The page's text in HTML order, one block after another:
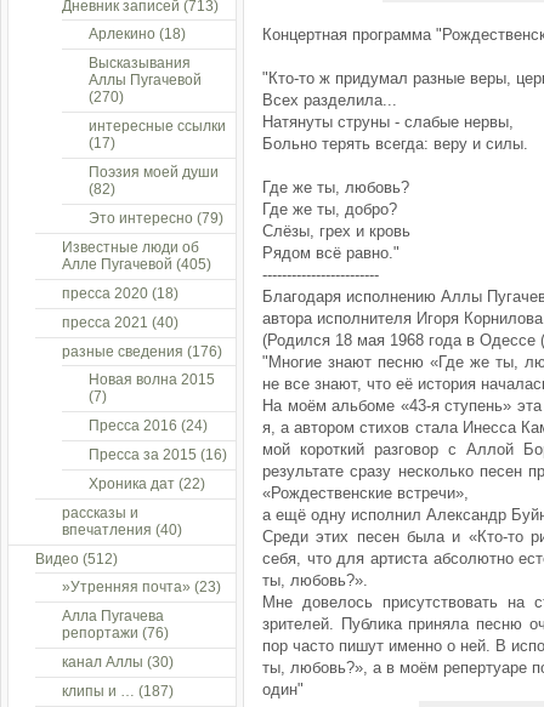
Концертная программа
"Кто-то ж придумал разные веры,
Всех разделила...
Натянуты струны - слабые нервы,
Больно терять всегда: веру и силы.
Где же ты, любовь?
Где же ты, добро?
Слёзы, грех и кровь
Рядом всё равно."
------------------------
Благодаря исполнению Аллы
автора исполнителя Игоря Корнилова
(Родился 18 мая 1968 года в Одессе
"Многие знают песню «Где же ты,
не все знают, что её история
На моём альбоме «43-я ступень»
я, а автором стихов стала Инесса
мой короткий разговор с Аллой
результате сразу несколько песен
«Рождественские встречи»,
а ещё одну исполнил Александр
Среди этих песен была и «Кто-то
себя, что для артиста абсолютно
ты, любовь?».
Мне довелось присутствовать на
зрителей. Публика приняла песню
пор часто пишут именно о ней. В
ты, любовь?», а в моём репертуаре
один"
Дневник записей (713)
Арлекино (18)
Высказывания
Аллы Пугачевой
(270)
интересные ссылки
(17)
Поэзия моей души
(82)
Это интересно (79)
Известные люди об
Алле Пугачевой (405)
пресса 2020 (18)
пресса 2021 (40)
разные сведения (176)
Новая волна 2015
(7)
Пресса 2016 (24)
Пресса за 2015 (16)
Хроника дат (22)
рассказы и
впечатления (40)
Видео (512)
»Утренняя почта» (23)
Алла Пугачева
репортажи (76)
канал Аллы (30)
клипы и … (187)